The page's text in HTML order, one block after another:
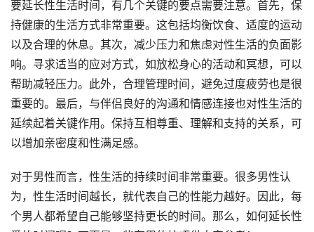
要延长性生活时间，有几个关键的要点需要注意。首先，保
持健康的生活方式非常重要。这包括均衡饮食、适度的运动
以及合理的休息。其次，减少压力和焦虑对性生活的负面影
响。寻求适当的应对方式，如放松身心的活动和冥想，可以
帮助减轻压力。此外，合理管理时间，避免过度疲劳也是很
重要的。最后，与伴侣良好的沟通和情感连接也对性生活的
延续起着关键作用。保持互相尊重、理解和支持的关系，可
以增加亲密度和性满足感。
对于男性而言，性生活的持续时间非常重要。很多男性认
为，性生活时间越长，就代表自己的性能力越好。因此，每
个男人都希望自己能够坚持更长的时间。那么，如何延长性